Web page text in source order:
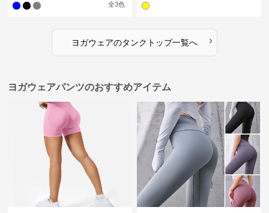
全3色
ヨガウェアのタンクトップ一覧へ ›
ヨガウェアパンツのおすすめアイテム